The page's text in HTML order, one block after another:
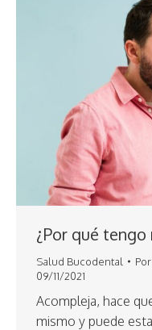
¿Por qué
Salud Bucodental Por
09/11/2021
Acompleja, hace
mismo y puede